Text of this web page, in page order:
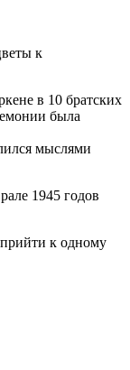
к
в 10 братских
была
мыслями
1945 годов
к одному